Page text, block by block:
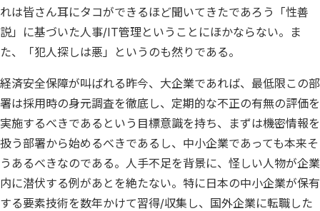
れは皆さん耳にタコができるほど聞いてきたであろう「性善
説」に基づいた人事/IT管理ということにほかならない。ま
た、「犯人探しは悪」というのも然りである。
経済安全保障が叫ばれる昨今、大企業であれば、最低限この部
署は採用時の身元調査を徹底し、定期的な不正の有無の評価を
実施するべきであるという目標意識を持ち、まずは機密情報を
扱う部署から始めるべきであるし、中小企業であっても本来そ
うあるべきなのである。人手不足を背景に、怪しい人物が企業
内に潜伏する例があとを絶たない。特に日本の中小企業が保有
する要素技術を数年かけて習得/収集し、国外企業に転職した